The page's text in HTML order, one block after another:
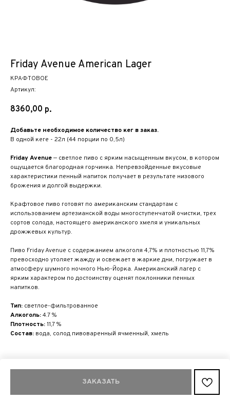
Friday Avenue American Lager
КРАФТОВОЕ
Артикул:
8360,00 р.
ЗАКАЗАТЬ
Добавьте необходимое количество кег в заказ.
В одной кеге - 22л (44 порции по 0,5л)
Friday Avenue— светлое пиво с ярким насыщенным вкусом, в котором
ощущается благородная горчинка. Непревзойденные вкусовые
характеристики пенный напиток получает в результате низового
брожения и долгой выдержки.
Крафтовое пиво готовят по американским стандартам с
использованием артезианской воды многоступенчатой очистки, трех
сортов солода, настоящего американского хмеля и уникальных
дрожжевых культур.
Пиво Friday Avenue с содержанием алкоголя 4,7% и плотностью 11,7%
превосходно утоляет жажду и освежает в жаркие дни, погружает в
атмосферу шумного ночного Нью-Йорка. Американский лагер с
ярким характером по достоинству оценят поклонники пенных
напитков.
Тип: светлое-фильтрованное
Алкоголь:4.7 %
Плотность:11,7 %
Состав: вода, солод пивоваренный ячменный, хмель